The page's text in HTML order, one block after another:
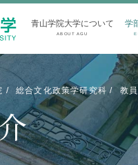
青山学院大学について
ABOUT AGU
学
総合文化政策学研究科 教